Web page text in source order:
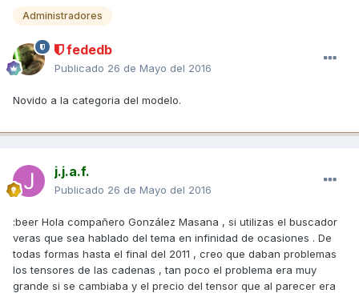
Administradores
fededb
Publicado 26 de Mayo del 2016
Novido a la categoria del modelo.
j.j.a.f.
Publicado 26 de Mayo del 2016
:beer Hola compañero González Masana , si utilizas el buscador
veras que sea hablado del tema en infinidad de ocasiones . De
todas formas hasta el final del 2011 , creo que daban problemas
los tensores de las cadenas , tan poco el problema era muy
grande si se cambiaba y el precio del tensor que al parecer era